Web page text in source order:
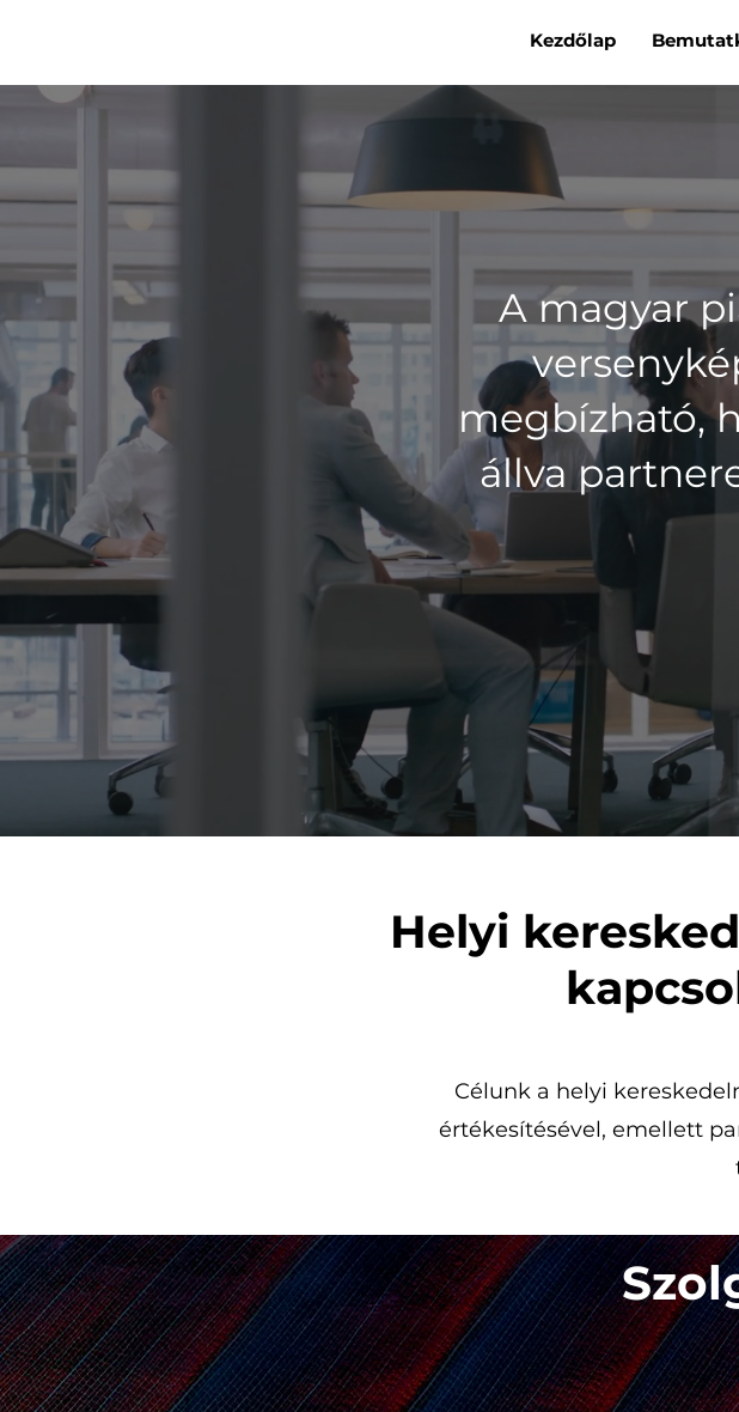
Kezdőlap
A magyar
megbízható,
állva
Helyi
Célunk a helyi
értékesítésével, emellett